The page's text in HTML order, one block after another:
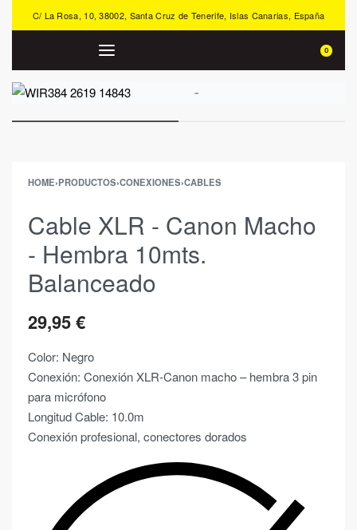
C/ La Rosa, 10, 38002, Santa Cruz de Tenerife, Islas Canarias, España
0
HOME›PRODUCTOS›CONEXIONES›CABLES
Cable XLR - Canon Macho
- Hembra 10mts.
Balanceado
29,95€
Color: Negro
Conexión: Conexión XLR-Canon macho – hembra 3 pin
para micrófono
Longitud Cable: 10.0m
Conexión profesional, conectores dorados